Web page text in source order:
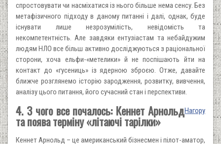
спростовувати чи насміхатися із нього більше нема сенсу. Без
метафізичного підходу в даному питанні і далі, однак, буде
існувати лише незрозумілість, невідомість та
некомпетентність. Але завдяки ентузіастам та небайдужим
людям НЛО все більш активно досліджуються з раціональної
сторони, хоча ельфи-«метелики» й не поспішають йти на
контакт до «гусениць» із ядерною зброєю. Отже, давайте
ближче розглянемо історію зародження, розвитку, вивчення,
аналізу цього питання, його сучасний стан і перспективи.
Нагору
4. З чого все почалось: Кеннет Арнольд
та поява терміну «літаючі тарілки»
Кеннет Арнольд – це американський бізнесмен і пілот-аматор,